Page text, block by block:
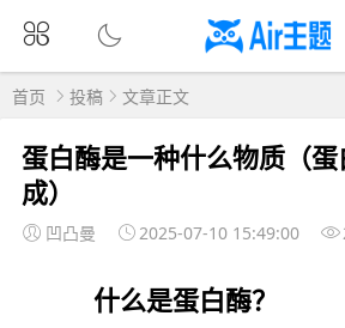
首页 投稿 文章正文
蛋白酶是一种什么物质（
成）
凹凸曼 2025-07-10 15:49:00
什么是蛋白酶？